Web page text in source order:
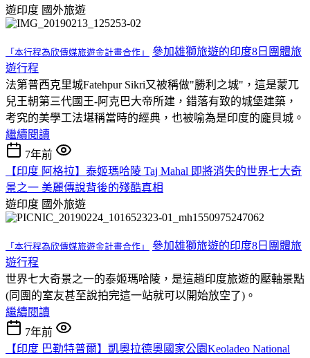
遊印度 國外旅遊
「本行程為欣傳媒旅遊金計畫合作」
參加雄獅旅遊的印度8日團體旅
遊行程
法第普西克里城Fatehpur Sikri又被稱做"勝利之城"，這是蒙兀
兒王朝第三代國王-阿克巴大帝所建，錯落有致的城堡建築，
考究的美學工法堪稱當時的經典，也被喻為是印度的龐貝城。
繼續閱讀
7年前
【印度 阿格拉】泰姬瑪哈陵 Taj Mahal 即將消失的世界七大奇
景之一 美麗傳說背後的殘酷真相
遊印度 國外旅遊
「本行程為欣傳媒旅遊金計畫合作」
參加雄獅旅遊的印度8日團體旅
遊行程
世界七大奇景之一的泰姬瑪哈陵，是這趟印度旅遊的壓軸景點
(同團的室友甚至說拍完這一站就可以開始放空了)。
繼續閱讀
7年前
【印度 巴勒特普爾】凱奧拉德奧國家公園Keoladeo National